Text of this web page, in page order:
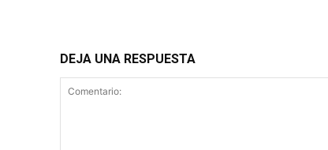
DEJA UNA RESPUESTA